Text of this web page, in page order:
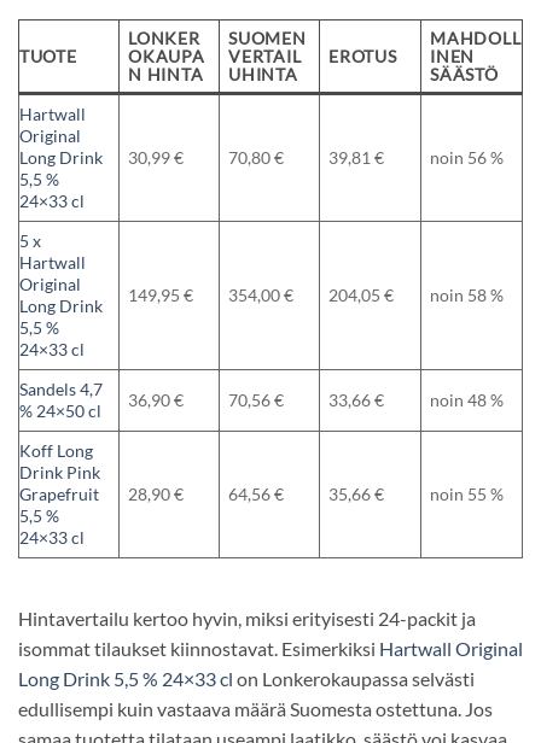
TUOTE
LONKER
OKAUPA
N HINTA
SUOMEN
VERTAIL
UHINTA
EROTUS
MAHDOLL
INEN
SÄÄSTÖ
Hartwall
Original
Long Drink
5,5 %
24×33 cl
30,99 € 70,80 € 39,81 € noin 56 %
5 x
Hartwall
Original
Long Drink
5,5 %
24×33 cl
149,95 € 354,00 € 204,05 € noin 58 %
Sandels 4,7
% 24×50 cl
36,90 € 70,56 € 33,66 € noin 48 %
Koff Long
Drink Pink
Grapefruit
5,5 %
24×33 cl
28,90 € 64,56 € 35,66 € noin 55 %
Hintavertailu kertoo hyvin, miksi erityisesti 24-packit ja
isommat tilaukset kiinnostavat. Esimerkiksi Hartwall Original
Long Drink 5,5 % 24×33 cl on Lonkerokaupassa selvästi
edullisempi kuin vastaava määrä Suomesta ostettuna. Jos